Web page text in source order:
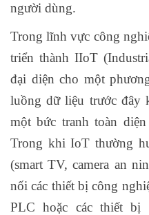
người dùng.
Trong lĩnh vực công
triển thành IIoT
đại diện cho một
luồng dữ liệu trước đây
một bức tranh toàn
Trong khi IoT thường
(smart TV, camera an
nối các thiết bị công
PLC hoặc các thiết bị